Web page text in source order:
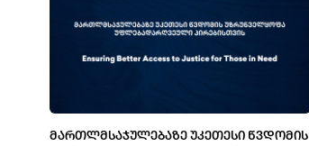
ᲛᲐᲠᲗᲚᲛᲡᲐᲯᲣᲚᲔᲑᲐᲖᲔ ᲣᲙᲔᲗᲔᲡᲘ ᲬᲕᲓᲝᲛᲘᲡ